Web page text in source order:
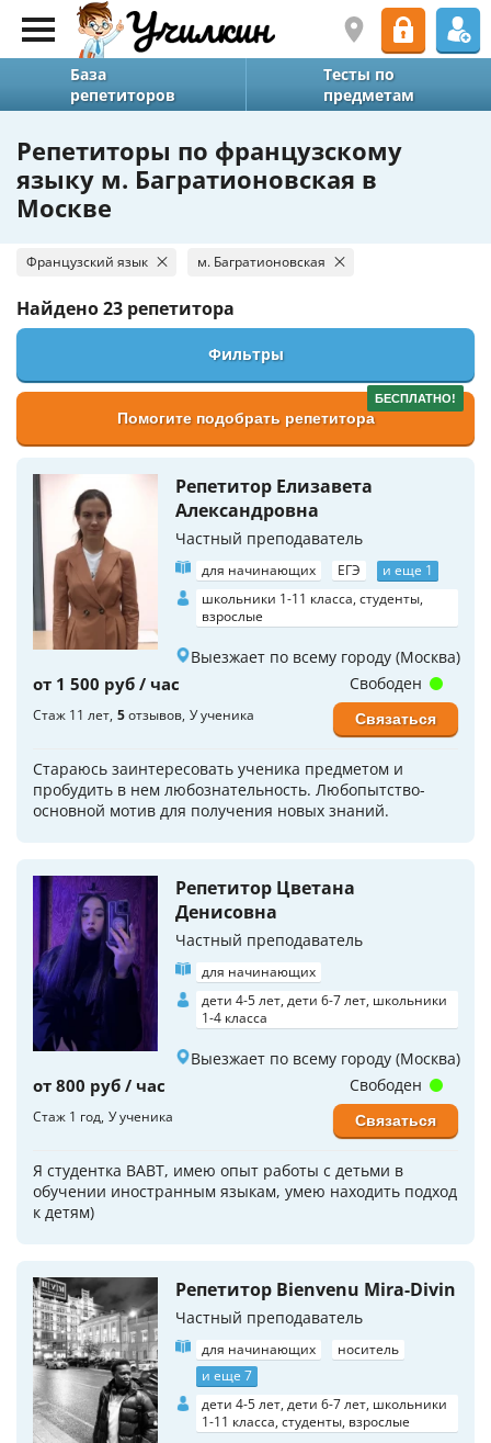
База
репетиторов
Тесты по
предметам
Репетиторы по французскому
языку м. Багратионовская в
Москве
Французский язык м. Багратионовская
Найдено23 репетитора
Фильтры
БЕСПЛАТНО!
Помогите подобрать репетитора
Репетитор Елизавета
Александровна
Частный преподаватель
для начинающих ЕГЭ
и еще 1
школьники 1-11 класса, студенты,
взрослые
Выезжает по всему городу (Москва)
от 1 500 руб / час
Стаж 11 лет 5отзывов У ученика
Стараюсь заинтересовать ученика предметом и
пробудить в нем любознательность. Любопытство-
основной мотив для получения новых знаний.
Свободен
Связаться
Репетитор Цветана
Денисовна
Частный преподаватель
для начинающих
дети 4-5 лет, дети 6-7 лет, школьники
1-4 класса
Выезжает по всему городу (Москва)
от 800 руб / час
Стаж 1 год У ученика
Я студентка ВАВТ, имею опыт работы с детьми в
обучении иностранным языкам, умею находить подход
к детям)
Свободен
Связаться
Репетитор Bienvenu Mira-Divin
Частный преподаватель
для начинающих
носитель
и еще 7
дети 4-5 лет, дети 6-7 лет, школьники
1-11 класса, студенты, взрослые